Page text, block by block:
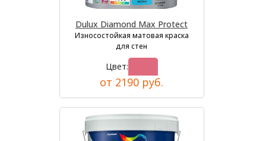
Dulux Diamond Max Protect
Износостойкая матовая краска
для стен
Цвет:
от 2190 руб.